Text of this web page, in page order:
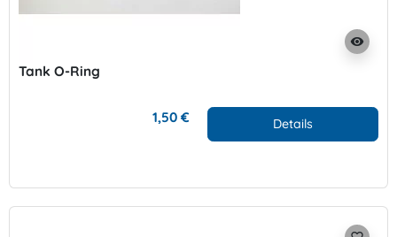
visibility
Tank O-Ring
1,50 € Details